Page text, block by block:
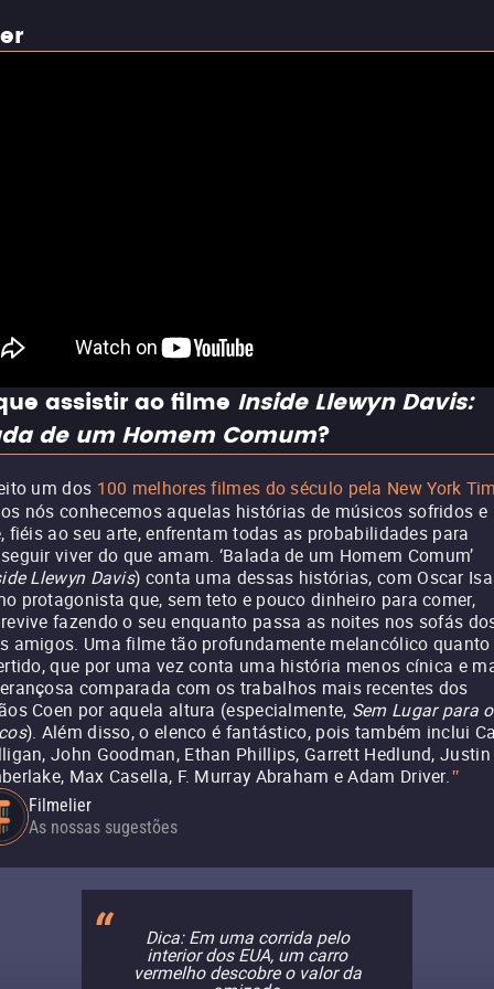
assistir ao filme Inside Llewyn Davis:
de um Homem Comum?
um dos 100 melhores filmes do século pela New York
nós conhecemos aquelas histórias de músicos sofridos e
fiéis ao seu arte, enfrentam todas as probabilidades para
viver do que amam. ‘Balada de um Homem Comum’
Llewyn Davis) conta uma dessas histórias, com Oscar
protagonista que, sem teto e pouco dinheiro para comer,
fazendo o seu enquanto passa as noites nos sofás
amigos. Uma filme tão profundamente melancólico quanto
que por uma vez conta uma história menos cínica e
comparada com os trabalhos mais recentes dos
Coen por aquela altura (especialmente, Sem Lugar para
). Além disso, o elenco é fantástico, pois também inclui
John Goodman, Ethan Phillips, Garrett Hedlund, Justin
Max Casella, F. Murray Abraham e Adam Driver."
Filmelier
As nossas sugestões
Dica: Em uma corrida pelo
interior dos EUA, um carro
vermelho descobre o valor da